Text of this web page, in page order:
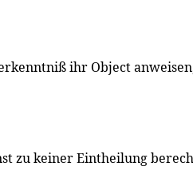
ihr Object
zu keiner Eintheilung